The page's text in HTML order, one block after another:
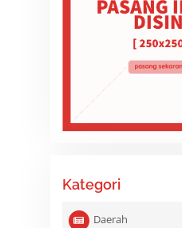
Kategori
Daerah